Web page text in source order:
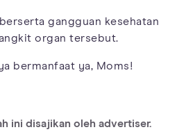
gangguan kesehatan
organ tersebut.
bermanfaat ya, Moms!
topics/medicine-and-
ini disajikan oleh advertiser.